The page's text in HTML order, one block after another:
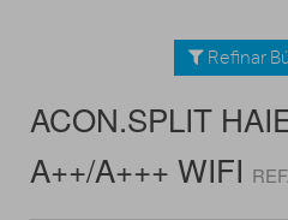
Refinar
ACON.SPLIT
A++/A+++ WIFI REF.